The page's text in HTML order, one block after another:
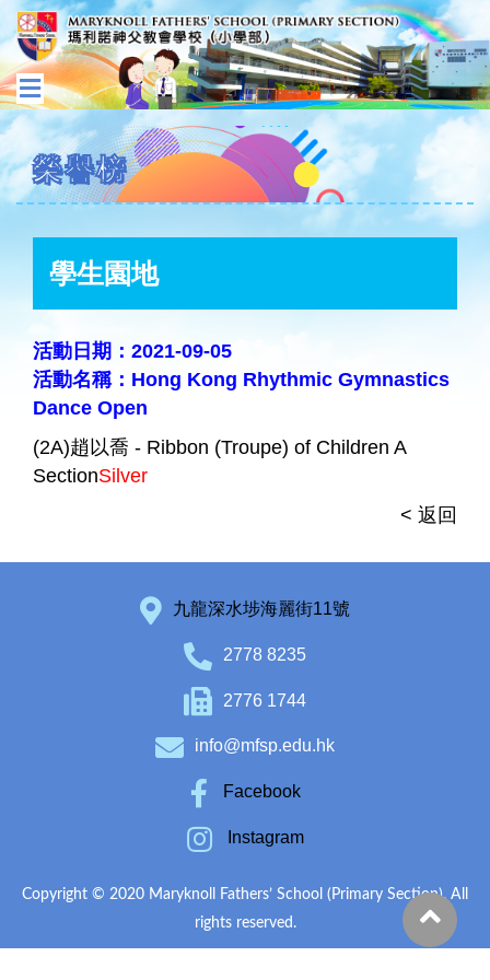
榮譽榜
學生園地
活動日期：2021-09-05
活動名稱：Hong Kong Rhythmic Gymnastics
Dance Open
(2A)趙以喬 - Ribbon (Troupe) of Children A
SectionSilver
< 返回
九龍深水埗海麗街11號
2778 8235
2776 1744
info@mfsp.edu.hk
Facebook
Instagram
Copyright © 2020 Maryknoll Fathers’ School (Primary Section). All
rights reserved.